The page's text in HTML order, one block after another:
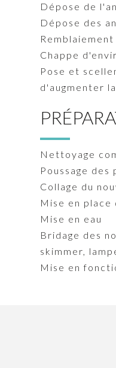
Dépose de
Dépose des
Chappe
Pose et
d'augmenter
Nettoyage
Poussage des
Collage du
Mise en place
Mise en eau
Bridage des
skimmer,
Mise en